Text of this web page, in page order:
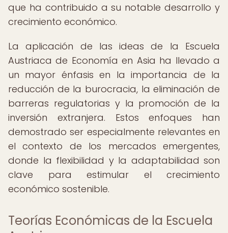
que ha contribuido a su notable desarrollo y
crecimiento económico.
La aplicación de las ideas de la Escuela
Austriaca de Economía en Asia ha llevado a
un mayor énfasis en la importancia de la
reducción de la burocracia, la eliminación de
barreras regulatorias y la promoción de la
inversión extranjera. Estos enfoques han
demostrado ser especialmente relevantes en
el contexto de los mercados emergentes,
donde la flexibilidad y la adaptabilidad son
clave para estimular el crecimiento
económico sostenible.
Teorías Económicas de la Escuela